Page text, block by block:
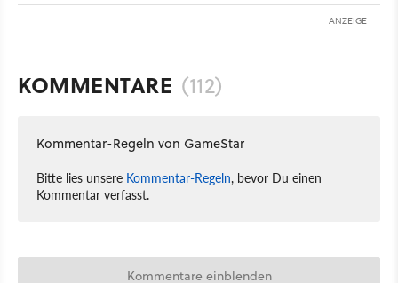
ANZEIGE
KOMMENTARE (112)
Kommentar-Regeln von GameStar
Bitte lies unsere Kommentar-Regeln, bevor Du einen
Kommentar verfasst.
Kommentare einblenden